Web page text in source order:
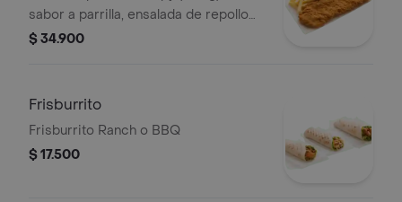
sabor a parrilla, ensalada de repollo
personal (145 g) y papas a la francesa
$ 34.900
Frisburrito
Frisburrito Ranch o BBQ
$ 17.500